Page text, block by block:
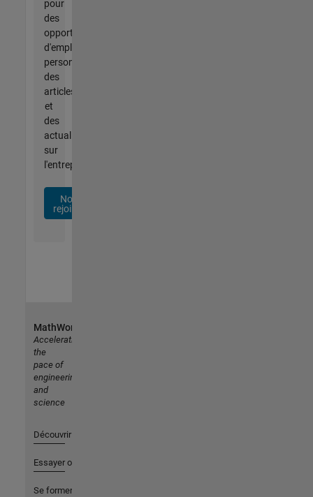
pour
des
opportunités
d'emploi
personnalisées,
des
articles
et
des
actualités
sur
l'entreprise.
Nous
rejoindre
MathWorks
Accelerating
the
pace of
engineering
and
science
Découvrir les produits
Essayer ou acheter
Se former